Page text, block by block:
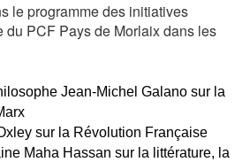
le programme des initiatives
du PCF Pays de Morlaix dans les
Jean-Michel Galano sur la
sur la Révolution Française
Maha Hassan sur la littérature, la